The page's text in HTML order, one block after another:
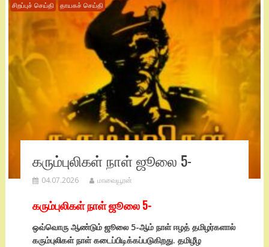
சிறப்புச் செய்தி தாயகச் செய்தி
கரும்புலிகள் நாள் ஜூலை 5-
04.07.2026 மாவையூரன்
கரும்புலிகள் நாள் ஜூலை 5-
ஒவ்வொரு ஆண்டும் ஜூலை 5-ஆம் நாள் ஈழத் தமிழர்களால்
கரும்புலிகள் நாள்கடைப்பிடிக்கப்படுகிறது. தமிழீழ